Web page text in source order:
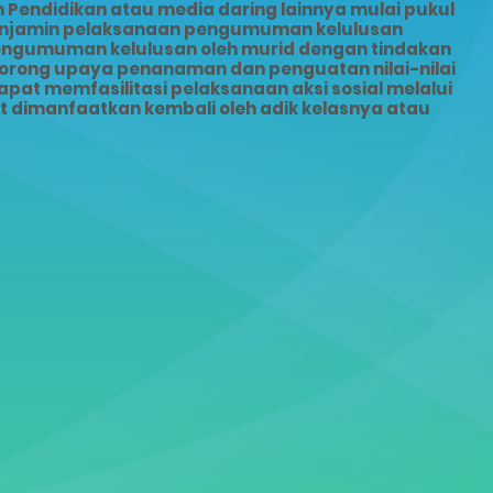
atau media daring lainnya mulai pukul
pelaksanaan pengumuman kelulusan
kelulusan oleh murid dengan tindakan
upaya penanaman dan penguatan nilai-nilai
memfasilitasi pelaksanaan aksi sosial melalui
kembali oleh adik kelasnya atau